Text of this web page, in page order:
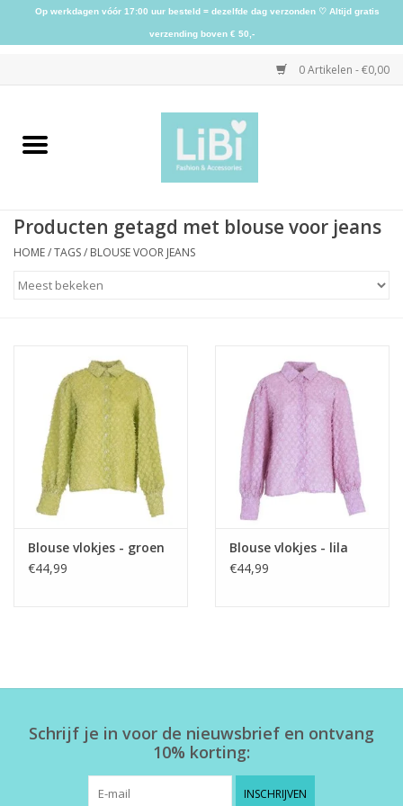
0 Artikelen - €0,00
Home
Schoenen
Accessoires
Home deco
SALE
Herensokken
Producten getagd met blouse voor jeans
HOME/TAGS/ BLOUSE VOOR JEANS
Blouse vlokjes - groen
€44,99
Blouse vlokjes - lila
€44,99
Schrijf je in voor de nieuwsbrief en ontvang
10% korting:
INSCHRIJVEN
Op werkdagen vóór 17:00 uur besteld = dezelfde dag verzonden ♡ Altijd gratis
verzending boven € 50,-